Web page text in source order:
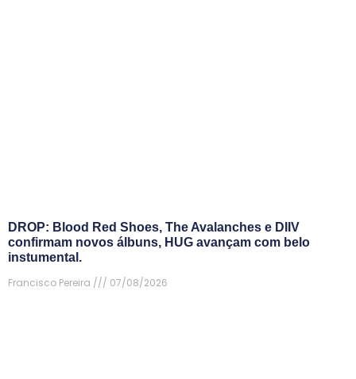
DROP: Blood Red Shoes, The Avalanches e DIIV
confirmam novos álbuns, HUG avançam com belo
instumental.
Francisco Pereira
07/08/2026